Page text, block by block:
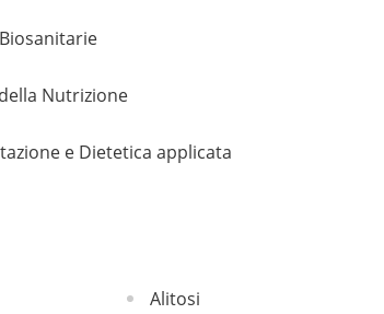
Nutrizione
e Dietetica applicata
Alitosi